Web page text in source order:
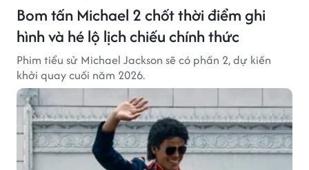
Bom tấn Michael 2 chốt thời điểm ghi
hình và hé lộ lịch chiếu chính thức
Phim tiểu sử Michael Jackson sẽ có phần 2, dự kiến
khởi quay cuối năm 2026.